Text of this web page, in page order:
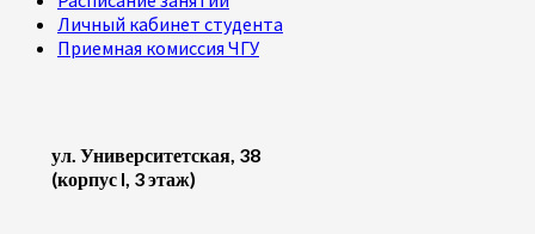
Личный кабинет студента
Приемная комиссия ЧГУ
ул. Университетская, 38
(корпус I, 3 этаж)